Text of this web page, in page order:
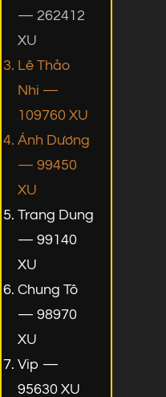
— 262412
XU
Lê Thảo
Nhi —
109760 XU
Ánh Dương
— 99450
XU
Trang Dung
— 99140
XU
Chung Tô
— 98970
XU
Vip —
95630 XU